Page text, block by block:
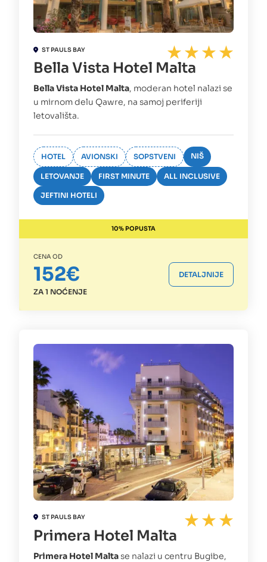
ST PAULS BAY
Bella Vista Hotel Malta
Bella Vista Hotel Malta, moderan hotel nalazi se
u mirnom delu Qawre, na samoj periferiji
letovališta.
HOTEL AVIONSKI SOPSTVENI NIŠ
LETOVANJE FIRST MINUTE ALL INCLUSIVE
JEFTINI HOTELI
10% POPUSTA
CENA OD
152€
ZA 1 NOĆENJE
DETALJNIJE
ST PAULS BAY
Primera Hotel Malta
Primera Hotel Maltase nalazi u centru Bugibe,